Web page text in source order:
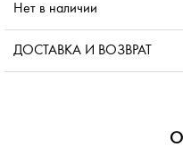
Нет в наличии
ДОСТАВКА И ВОЗВРАТ